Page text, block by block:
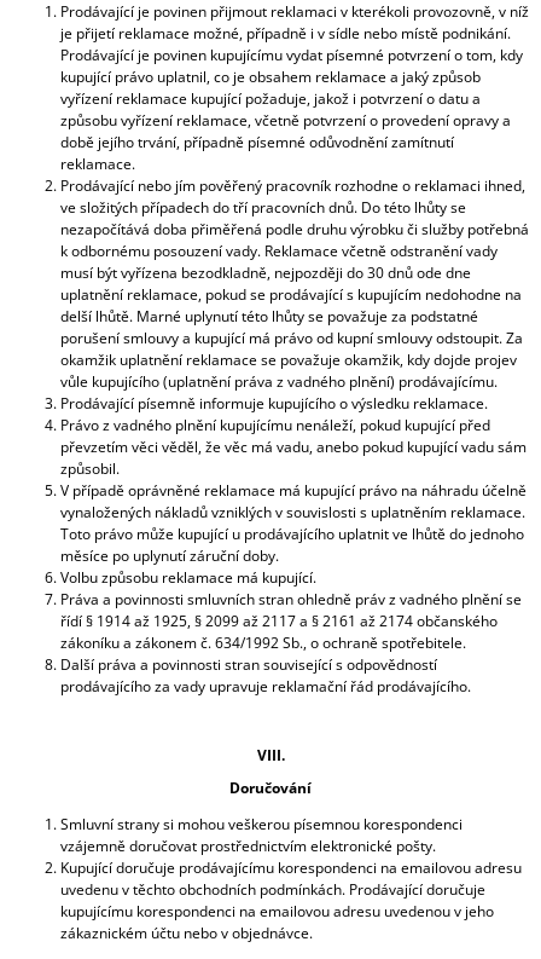
Prodávající je povinen přijmout reklamaci v kterékoli provozovně, v níž
je přijetí reklamace možné, případně i v sídle nebo místě podnikání.
Prodávající je povinen kupujícímu vydat písemné potvrzení o tom, kdy
kupující právo uplatnil, co je obsahem reklamace a jaký způsob
vyřízení reklamace kupující požaduje, jakož i potvrzení o datu a
způsobu vyřízení reklamace, včetně potvrzení o provedení opravy a
době jejího trvání, případně písemné odůvodnění zamítnutí
reklamace.
Prodávající nebo jím pověřený pracovník rozhodne o reklamaci ihned,
ve složitých případech do tří pracovních dnů. Do této lhůty se
nezapočítává doba přiměřená podle druhu výrobku či služby potřebná
k odbornému posouzení vady. Reklamace včetně odstranění vady
musí být vyřízena bezodkladně, nejpozději do 30 dnů ode dne
uplatnění reklamace, pokud se prodávající s kupujícím nedohodne na
delší lhůtě. Marné uplynutí této lhůty se považuje za podstatné
porušení smlouvy a kupující má právo od kupní smlouvy odstoupit. Za
okamžik uplatnění reklamace se považuje okamžik, kdy dojde projev
vůle kupujícího (uplatnění práva z vadného plnění) prodávajícímu.
Prodávající písemně informuje kupujícího o výsledku reklamace.
Právo z vadného plnění kupujícímu nenáleží, pokud kupující před
převzetím věci věděl, že věc má vadu, anebo pokud kupující vadu sám
způsobil.
V případě oprávněné reklamace má kupující právo na náhradu účelně
vynaložených nákladů vzniklých v souvislosti s uplatněním reklamace.
Toto právo může kupující u prodávajícího uplatnit ve lhůtě do jednoho
měsíce po uplynutí záruční doby.
Volbu způsobu reklamace má kupující.
Práva a povinnosti smluvních stran ohledně práv z vadného plnění se
řídí § 1914 až 1925, § 2099 až 2117 a § 2161 až 2174 občanského
zákoníku a zákonem č. 634/1992 Sb., o ochraně spotřebitele.
Další práva a povinnosti stran související s odpovědností
prodávajícího za vady upravuje reklamační řád prodávajícího.
VIII.
Doručování
Smluvní strany si mohou veškerou písemnou korespondenci
vzájemně doručovat prostřednictvím elektronické pošty.
Kupující doručuje prodávajícímu korespondenci na emailovou adresu
uvedenu v těchto obchodních podmínkách. Prodávající doručuje
kupujícímu korespondenci na emailovou adresu uvedenou v jeho
zákaznickém účtu nebo v objednávce.